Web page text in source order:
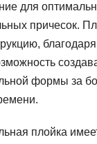
для
причесок.
формы за
плойка